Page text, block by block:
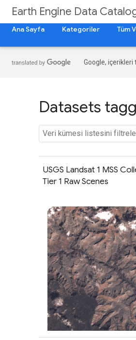
Earth Engine Data
Ana Sayfa
Kategoriler Tüm
Google, içerikleri
Datasets
USGS Landsat 1 MSS
Tier 1 Raw Scenes